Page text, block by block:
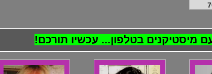
מיסטיקנים בטלפון... עכשיו תורכם!